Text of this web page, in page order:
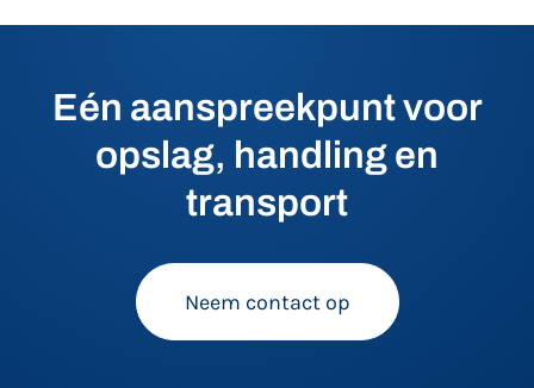
Eén aanspreekpunt voor
opslag, handling en
transport
Neem contact op